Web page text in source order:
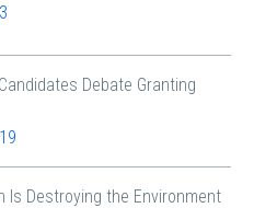
Debate Granting
Is Destroying the Environment